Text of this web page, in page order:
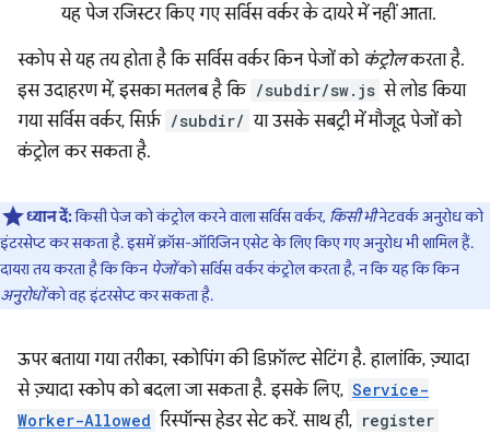
यह पेज रजिस्टर किए गए सर्विस वर्कर के दायरे में नहीं आता.
स्कोप से यह तय होता है कि सर्विस वर्कर किन पेजों को कंट्रोलकरता है.
इस उदाहरण में, इसका मतलब है कि /subdir/sw.js से लोड किया
गया सर्विस वर्कर, सिर्फ़ /subdir/ या उसके सबट्री में मौजूद पेजों को
कंट्रोल कर सकता है.
ध्यान दें:किसी पेज को कंट्रोल करने वाला सर्विस वर्कर, किसी भीनेटवर्क अनुरोध को
इंटरसेप्ट कर सकता है. इसमें क्रॉस-ऑरिजिन एसेट के लिए किए गए अनुरोध भी शामिल हैं.
दायरा तय करता है कि किन पेजोंको सर्विस वर्कर कंट्रोल करता है, न कि यह कि किन
अनुरोधोंको वह इंटरसेप्ट कर सकता है.
ऊपर बताया गया तरीका, स्कोपिंग की डिफ़ॉल्ट सेटिंग है. हालांकि, ज़्यादा
से ज़्यादा स्कोप को बदला जा सकता है. इसके लिए, Service-
Worker-Allowed रिस्पॉन्स हेडर सेट करें. साथ ही, register